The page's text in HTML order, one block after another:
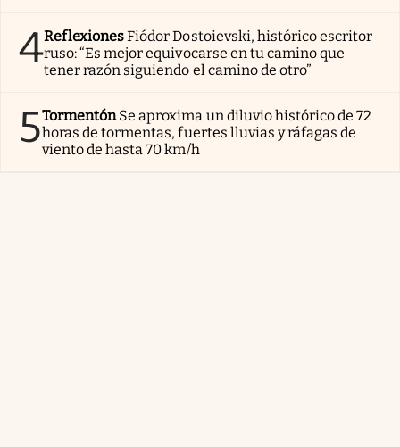
4ReflexionesFiódor Dostoievski, histórico escritor
ruso: “Es mejor equivocarse en tu camino que
tener razón siguiendo el camino de otro”
5TormentónSe aproxima un diluvio histórico de 72
horas de tormentas, fuertes lluvias y ráfagas de
viento de hasta 70 km/h